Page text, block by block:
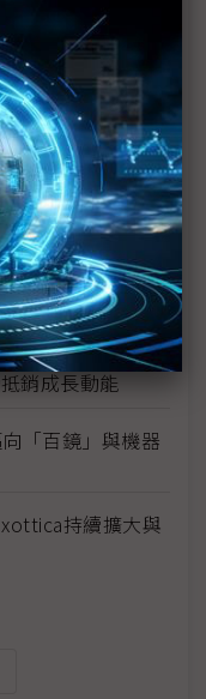
克、續航力14小
圍策略受矚
戴新商機
閔：天時地利人
親下場才是轉捩
銷成長動能
「百鏡」與機器
持續擴大與